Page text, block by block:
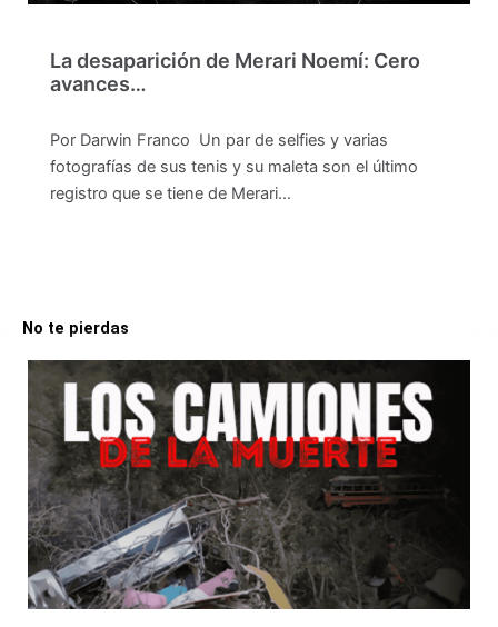
La desaparición de Merari Noemí: Cero
avances…
Por Darwin Franco Un par de selfies y varias
fotografías de sus tenis y su maleta son el último
registro que se tiene de Merari…
No te pierdas